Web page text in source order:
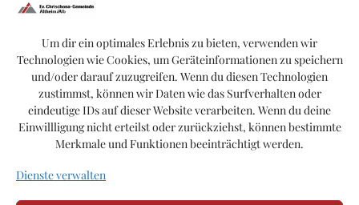
Um dir ein optimales Erlebnis zu bieten, verwenden wir
Technologien wie Cookies, um Geräteinformationen zu speichern
und/oder darauf zuzugreifen. Wenn du diesen Technologien
zustimmst, können wir Daten wie das Surfverhalten oder
eindeutige IDs auf dieser Website verarbeiten. Wenn du deine
Einwillligung nicht erteilst oder zurückziehst, können bestimmte
Merkmale und Funktionen beeinträchtigt werden.
Dienste verwalten
Prediger:Matthias Rupp
Buch:
Johannes Lukas Markus, Matthäus
Matt. 27:57, Mk. 15:43, Lk. 23:51, Jn. 19:38